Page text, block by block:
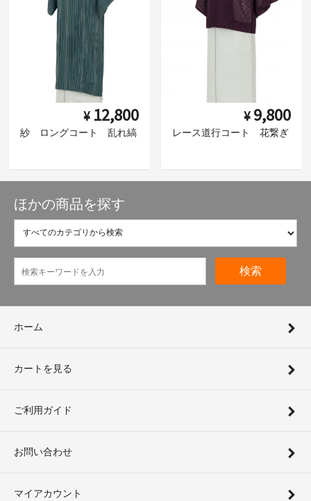
¥ 12,800
紗 ロングコート 乱れ縞
¥ 9,800
レース道行コート 花繋ぎ
ほかの商品を探す
検索
ホーム
カートを見る
ご利用ガイド
お問い合わせ
マイアカウント